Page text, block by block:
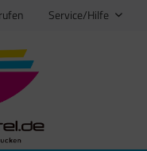
Service/Hilfe